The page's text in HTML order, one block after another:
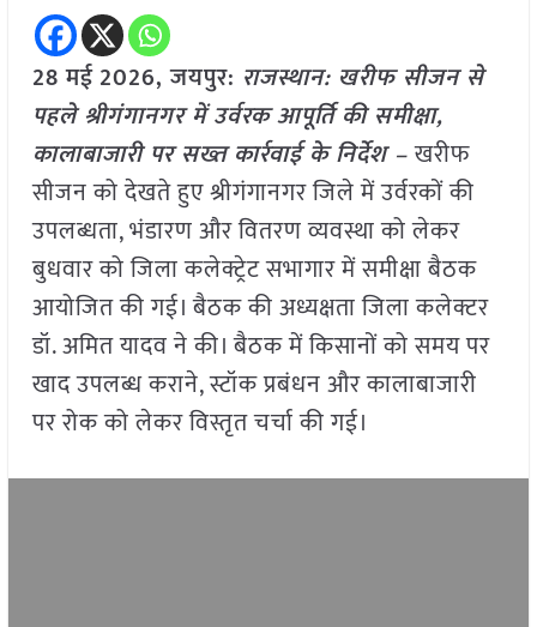
28 मई2026, जयपुर: राजस्थान: खरीफ सीजन से
पहले श्रीगंगानगर में उर्वरक आपूर्ति की समीक्षा,
कालाबाजारी पर सख्त कार्रवाई के निर्देश –खरीफ
सीजन को देखते हुए श्रीगंगानगर जिले में उर्वरकों की
उपलब्धता, भंडारण और वितरण व्यवस्था को लेकर
बुधवार को जिला कलेक्ट्रेट सभागार में समीक्षा बैठक
आयोजित की गई। बैठक की अध्यक्षता जिला कलेक्टर
डॉ. अमित यादव ने की। बैठक में किसानों को समय पर
खाद उपलब्ध कराने, स्टॉक प्रबंधन और कालाबाजारी
पर रोक को लेकर विस्तृत चर्चा की गई।